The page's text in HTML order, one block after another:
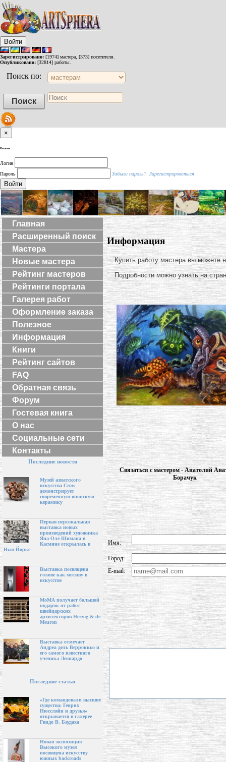
Войти
Зарегистрировано: [1974] мастера, [373] посетителя.
Опубликовано: [32814] работы.
Поиск по:
×
Войти
Логин
Пароль
Забыли пароль? Зарегистрироваться
Войти
Главная
Расширенный поиск
Мастера
Новые мастера
Рейтинг мастеров
Рейтинги портала
Галерея работ
Оформление заказа
Полезное
Информация
Книги
Рейтинг сайтов
FAQ
Обратная связь
Форум
Гостевая книга
О нас
Социальные сети
Контакты
Последние новости
Музей азиатского
искусства Crow
демонстрирует
современную японскую
керамику
Первая персональная
выставка новых
произведений художника
Яна-Оле Шимана в
Касмине открылась в
Нью-Йорке
Выставка посвящена
голове как мотиву в
искусстве
МоМА получает большой
подарок от работ
швейцарских
архитекторов Herzog & de
Meuron
Выставка отмечает
Андреа дель Верроккьо и
его самого известного
ученика Леонардо
Последние статьи
«Где командовали высшие
существа: Генрих
Нюссляйн и друзья»
открывается в галерее
Гвидо В. Баудаха
Новая экспозиция
Высокого музея
посвящена искусству
южных backroads
Информация
Купить работу мастера вы можете
Подробности можно узнать на
Связаться с мастером - Анатолий
Борачук
Имя:
Город:
E-mail: